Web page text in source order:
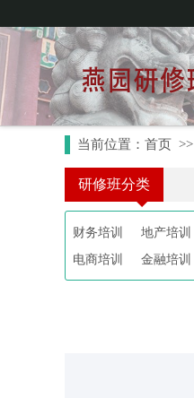
当前位置： 首页 >>
研修班分类
财务培训 地产培训
电商培训
金融培训